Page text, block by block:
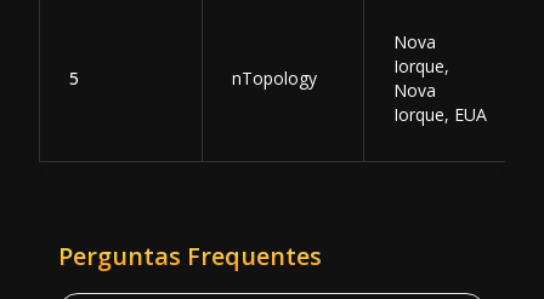
5 nTopology
Nova
Iorque,
Nova
Iorque, EUA
Perguntas Frequentes